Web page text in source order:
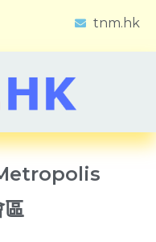
tnm.hk
區